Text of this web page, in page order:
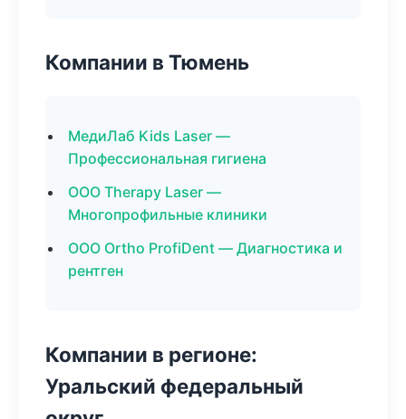
Компании в Тюмень
МедиЛаб Kids Laser —
Профессиональная гигиена
ООО Therapy Laser —
Многопрофильные клиники
ООО Ortho ProfiDent — Диагностика и
рентген
Компании в регионе:
Уральский федеральный